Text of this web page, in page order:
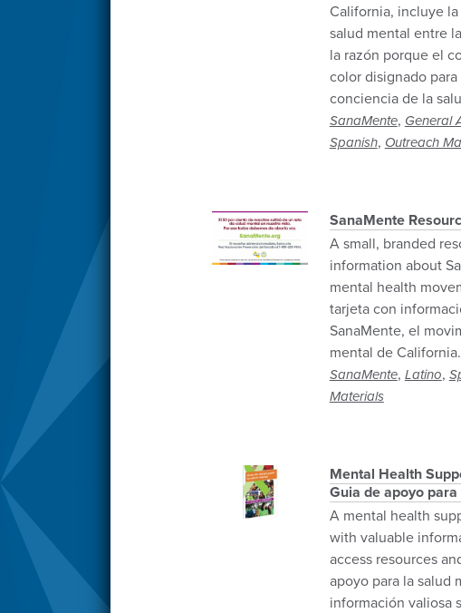
California, incluye
salud mental entre
la razón porque el
color disignado
conciencia de la
SanaMente, General
Spanish, Outreach
SanaMente
A small, branded
information about
mental health
tarjeta con
SanaMente, el
mental de California.
SanaMente, Latino,
Materials
Mental Health
Guia de apoyo
A mental health
with valuable
access resources
apoyo para la salud
información valiosa